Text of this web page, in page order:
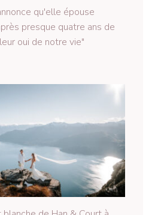
qu'elle épouse
presque quatre ans de
oui de notre vie"